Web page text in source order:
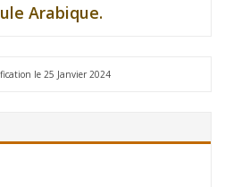
Arabique.
le 25 Janvier 2024